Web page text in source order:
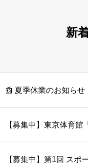
新
📰 夏季休業のお知らせ
【募集中】東京体育館
【募集中】第1回 スポ